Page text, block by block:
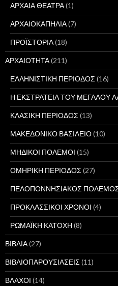
ΑΡΧΑΙΑ ΘΕΑΤΡΑ(1)
ΑΡΧΑΙΟΚΑΠΗΛΙΑ(7)
ΠΡΟΪΣΤΟΡΙΑ(18)
ΑΡΧΑΙΟΤΗΤΑ(211)
ΕΛΛΗΝΙΣΤΙΚΗ ΠΕΡΙΟΔΟΣ (16)
Η ΕΚΣΤΡΑΤΕΙΑ ΤΟΥ ΜΕΓΑΛΟΥ
ΚΛΑΣΙΚΗ ΠΕΡΙΟΔΟΣ (13)
ΜΑΚΕΔΟΝΙΚΟ ΒΑΣΙΛΕΙΟ(10)
ΜΗΔΙΚΟΙ ΠΟΛΕΜΟΙ (15)
ΟΜΗΡΙΚΗ ΠΕΡΙΟΔΟΣ (27)
ΠΕΛΟΠΟΝΝΗΣΙΑΚΟΣ
ΠΡΟΚΛΑΣΣΙΚΟΙ ΧΡΟΝΟΙ (4)
ΡΩΜΑΪΚΗ ΚΑΤΟΧΗ (8)
ΒΙΒΛΙΑ(27)
ΒΙΒΛΙΟΠΑΡΟΥΣΙΑΣΕΙΣ (11)
ΒΛΑΧΟΙ (14)